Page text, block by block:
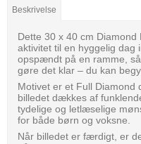
Beskrivelse
Dette 30 x 40 cm
aktivitet til en hyggelig
opspændt på en ramme,
gøre det klar – du kan
Motivet er et Full Diamond
billedet dækkes af
tydelige og letlæselige
for både børn og voksne.
Når billedet er færdigt, er